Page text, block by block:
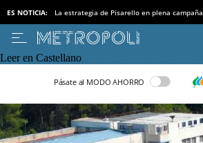
ES NOTICIA: La estrategia de Pisarello en plena campaña
Leer en Castellano
Pásate al MODO AHORRO